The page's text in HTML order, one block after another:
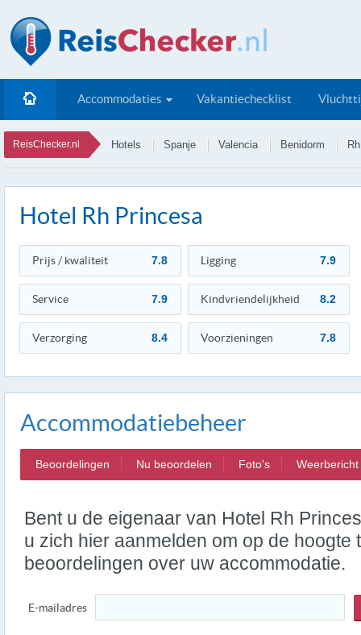
Accommodaties Vakantiechecklist
ReisChecker.nl Hotels Spanje Valencia Benidorm
Hotel Rh Princesa
Prijs / kwaliteit 7.8 Ligging 7.9
Service 7.9 Kindvriendelijkheid 8.2
Verzorging 8.4 Voorzieningen 7.8
Accommodatiebeheer
Beoordelingen Nu beoordelen Foto's Weerbericht
Bent u de eigenaar van Hotel Rh
u zich hier aanmelden om op de hoogte
beoordelingen over uw accommodatie.
E-mailadres